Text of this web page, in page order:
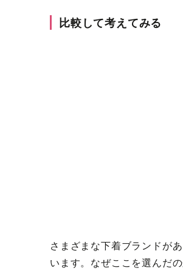
比較して考えてみる
さまざまな下着ブランドが
います。なぜここを選んだ